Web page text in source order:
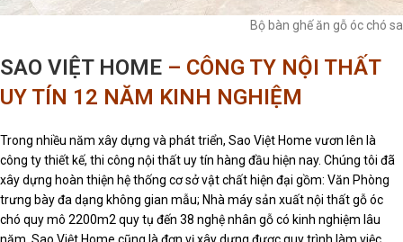
Bộ bàn ghế ăn gỗ óc chó
SAO VIỆT HOME – CÔNG TY NỘI THẤT
UY TÍN 12 NĂM KINH NGHIỆM
Trong nhiều năm xây dựng và phát triển, Sao Việt Home vươn lên là
công ty thiết kế, thi công nội thất uy tín hàng đầu hiện nay. Chúng tôi đã
xây dựng hoàn thiện hệ thống cơ sở vật chất hiện đại gồm: Văn Phòng
trưng bày đa dạng không gian mẫu; Nhà máy sản xuất nội thất gỗ óc
chó quy mô 2200m2 quy tụ đến 38 nghệ nhân gỗ có kinh nghiệm lâu